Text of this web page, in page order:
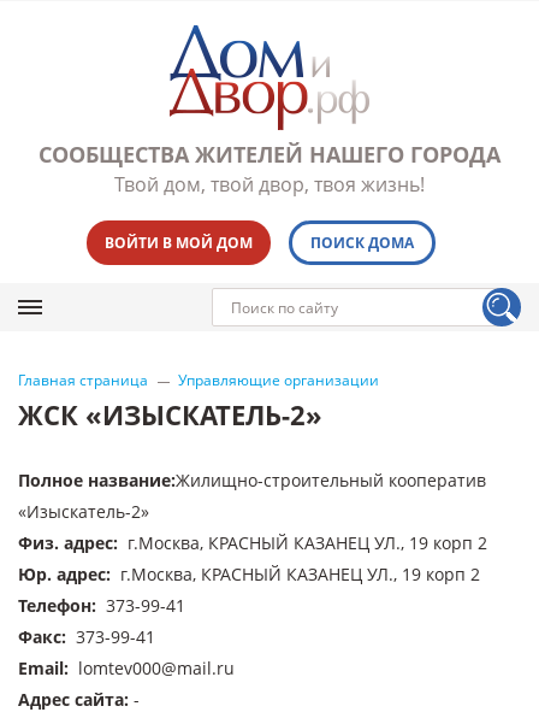
СООБЩЕСТВА ЖИТЕЛЕЙ НАШЕГО ГОРОДА
Твой дом, твой двор, твоя жизнь!
ВОЙТИ В МОЙ ДОМ ПОИСК ДОМА
Главная страница Управляющие организации
ЖСК «ИЗЫСКАТЕЛЬ-2»
Полное название:Жилищно-строительный кооператив
«Изыскатель-2»
Физ. адрес: г.Москва, КРАСНЫЙ КАЗАНЕЦ УЛ., 19 корп 2
Юр. адрес: г.Москва, КРАСНЫЙ КАЗАНЕЦ УЛ., 19 корп 2
Телефон: 373-99-41
Факс: 373-99-41
Email: lomtev000@mail.ru
Адрес сайта: -